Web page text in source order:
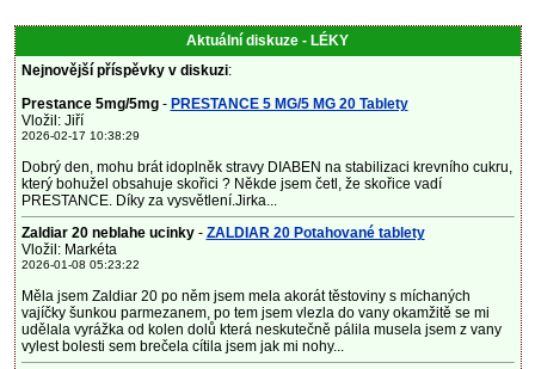
Aktuální diskuze - LÉKY
Nejnovější příspěvky v diskuzi:
Prestance 5mg/5mg- PRESTANCE 5 MG/5 MG 20 Tablety
Vložil: Jiří
2026-02-17 10:38:29
Dobrý den, mohu brát idoplněk stravy DIABEN na stabilizaci krevního cukru,
který bohužel obsahuje skořici ? Někde jsem četl, že skořice vadí
PRESTANCE. Díky za vysvětlení.Jirka...
Zaldiar 20 neblahe ucinky- ZALDIAR 20 Potahované tablety
Vložil: Markéta
2026-01-08 05:23:22
Měla jsem Zaldiar 20 po něm jsem mela akorát těstoviny s míchaných
vajíčky šunkou parmezanem, po tem jsem vlezla do vany okamžitě se mi
udělala vyrážka od kolen dolů která neskutečně pálila musela jsem z vany
vylest bolesti sem brečela cítila jsem jak mi nohy...